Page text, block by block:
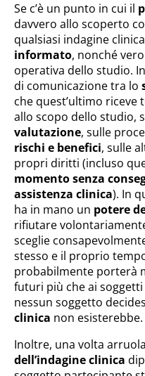
Se c’è un punto in cui il
davvero allo scoperto
qualsiasi indagine
informato, nonché
operativa dello studio.
di comunicazione tra lo
che quest’ultimo
allo scopo dello studio,
valutazione, sulle
rischi e benefici, sulle
propri diritti (incluso
momento senza
assistenza clinica). In
ha in mano un potere
rifiutare
sceglie
stesso e il proprio
probabilmente porterà
futuri più che ai
nessun soggetto
clinica non esisterebbe.
Inoltre, una volta
dell’indagine clinica